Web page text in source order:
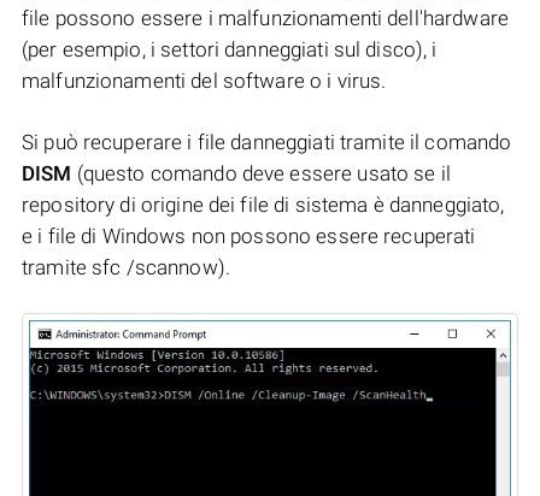
file possono essere i malfunzionamenti dell'hardware
(per esempio, i settori danneggiati sul disco), i
malfunzionamenti del software o i virus.
Si può recuperare i file danneggiati tramite il comando
DISM (questo comando deve essere usato se il
repository di origine dei file di sistema è danneggiato,
e i file di Windows non possono essere recuperati
tramite sfc /scannow).